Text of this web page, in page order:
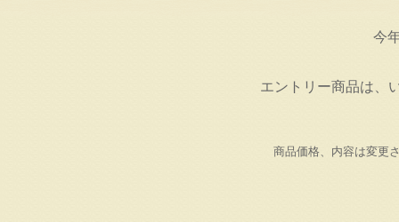
今
エントリー商品は、
商品価格、内容は変更